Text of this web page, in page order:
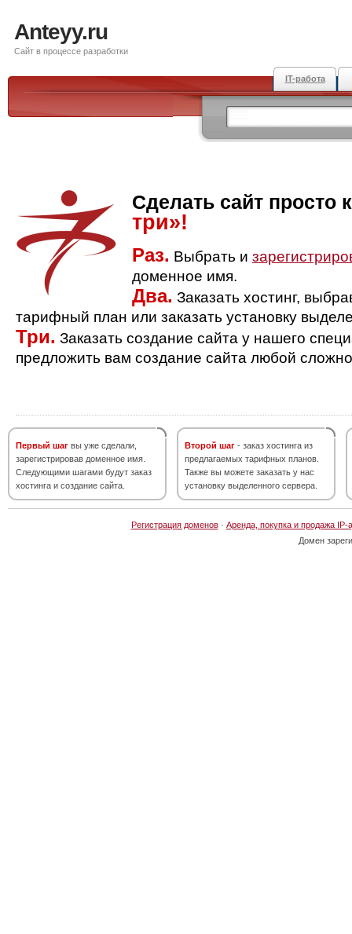
Anteyy.ru
Сайт в процессе разработки
IT-работа
Сделать сайт просто
три»!
Раз. Выбрать и
доменное имя.
Два. Заказать хостинг,
тарифный план или заказать установку
Три. Заказать создание сайта у нашего
предложить вам создание сайта любой
Первый шаг вы уже сделали,
зарегистрировав доменное имя.
Следующими шагами будут заказ
хостинга и создание сайта.
Второй шаг - заказ хостинга из
предлагаемых тарифных планов.
Также вы можете заказать у нас
установку выделенного сервера.
Регистрация доменов· Аренда, покупка и продажа IP-
Домен